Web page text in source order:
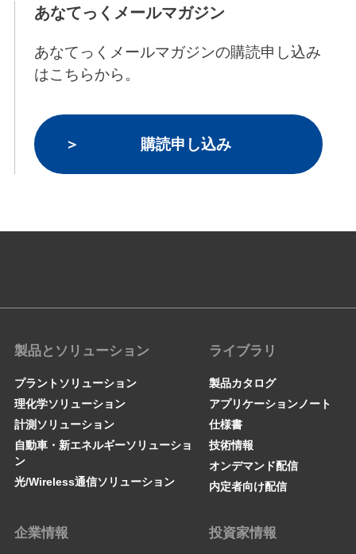
あなてっくメールマガジン
あなてっくメールマガジンの購読申し込み
はこちらから。
購読申し込み
製品とソリューション
プラントソリューション
理化学ソリューション
計測ソリューション
自動車・新エネルギーソリューショ
ン
光/Wireless通信ソリューション
ライブラリ
製品カタログ
アプリケーションノート
仕様書
技術情報
オンデマンド配信
内定者向け配信
企業情報 投資家情報